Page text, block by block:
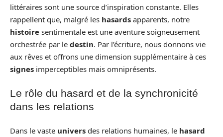
littéraires sont une source d’inspiration constante. Elles
rappellent que, malgré les hasards apparents, notre
histoire sentimentale est une aventure soigneusement
orchestrée par le destin. Par l’écriture, nous donnons vie
aux rêves et offrons une dimension supplémentaire à ces
signes imperceptibles mais omniprésents.
Le rôle du hasard et de la synchronicité
dans les relations
Dans le vaste univers des relations humaines, le hasard